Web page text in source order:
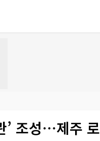
’ 조성⋯제주 로